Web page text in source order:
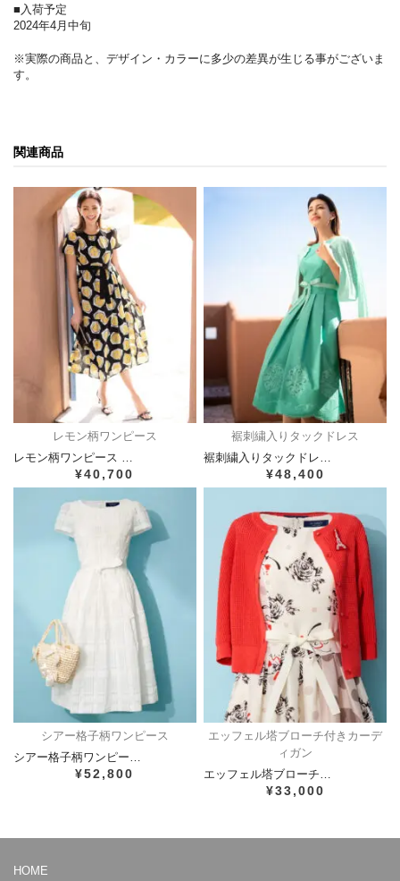
■入荷予定
2024年4月中旬
※実際の商品と、デザイン・カラーに多少の差異が生じる事がございま
す。
関連商品
レモン柄ワンピース
レモン柄ワンピース …
¥40,700
裾刺繍入りタックドレス
裾刺繍入りタックドレ…
¥48,400
シアー格子柄ワンピース
シアー格子柄ワンピー…
¥52,800
エッフェル塔ブローチ付きカーデ
ィガン
エッフェル塔ブローチ…
¥33,000
HOME